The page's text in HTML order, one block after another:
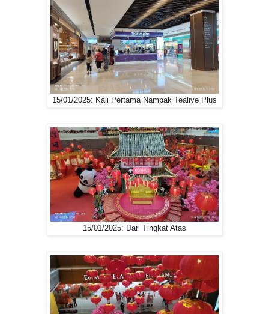
15/01/2025: Kali Pertama Nampak Tealive Plus
15/01/2025: Dari Tingkat Atas